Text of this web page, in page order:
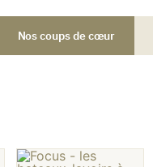
Nos coups de cœur